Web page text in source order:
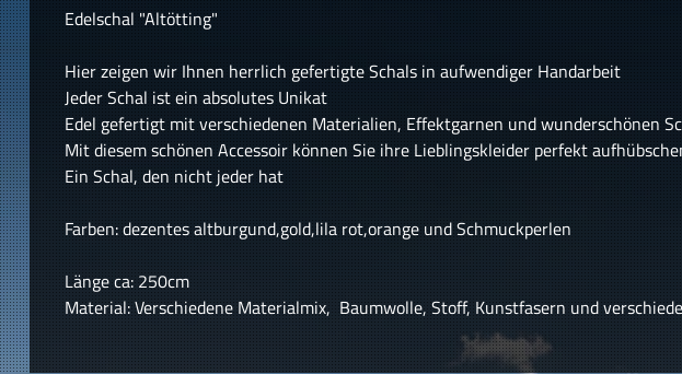
Edelschal "Altötting"
Hier zeigen wir Ihnen herrlich gefertigte Schals in aufwendiger Handarbeit
Jeder Schal ist ein absolutes Unikat
Edel gefertigt mit verschiedenen Materialien, Effektgarnen und wunderschönen
Mit diesem schönen Accessoir können Sie ihre Lieblingskleider perfekt
Ein Schal, den nicht jeder hat
Farben: dezentes altburgund,gold,lila rot,orange und Schmuckperlen
Länge ca: 250cm
Material: Verschiedene Materialmix, Baumwolle, Stoff, Kunstfasern und